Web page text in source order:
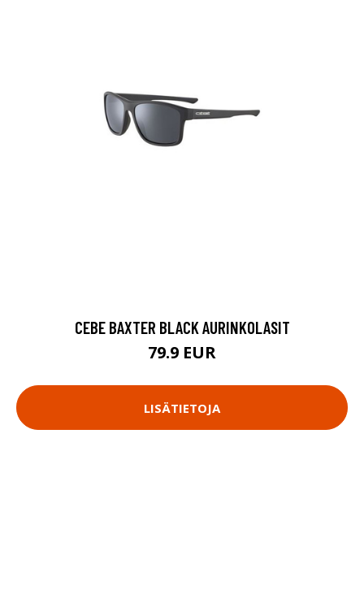
CEBE BAXTER BLACK AURINKOLASIT
79.9 EUR
LISÄTIETOJA